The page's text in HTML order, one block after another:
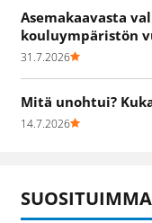
Asemakaavasta
kouluympäristön
31.7.2026
Mitä unohtui?
14.7.2026